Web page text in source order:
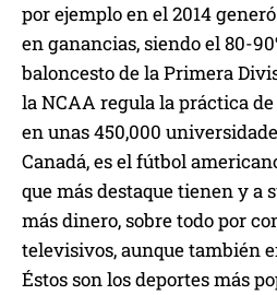
por ejemplo en el 2014
en ganancias, siendo el 80-
baloncesto de la Primera
la NCAA regula la práctica
en unas 450,000
Canadá, es el fútbol
que más destaque tienen y a
más dinero, sobre todo por
televisivos, aunque también
Éstos son los deportes más